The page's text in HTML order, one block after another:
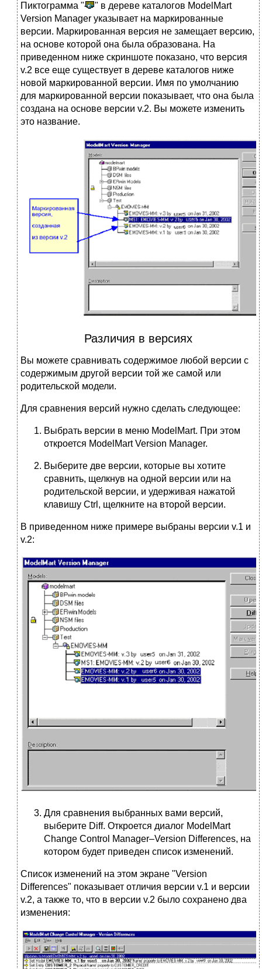
Пиктограмма "
" в дереве каталогов ModelMart
Version Manager указывает на маркированные
версии. Маркированная версия не замещает версию,
на основе которой она была образована. На
приведенном ниже скриншоте показано, что версия
v.2 все еще существует в дереве каталогов ниже
новой маркированной версии. Имя по умолчанию
для маркированной версии показывает, что она была
создана на основе версии v.2. Вы можете изменить
это название.
Различия в версиях
Вы можете сравнивать содержимое любой версии с
содержимым другой версии той же самой или
родительской модели.
Для сравнения версий нужно сделать следующее:
Выбрать версии в меню ModelMart. При этом
откроется ModelMart Version Manager.
Выберите две версии, которые вы хотите
сравнить, щелкнув на одной версии или на
родительской версии, и удерживая нажатой
клавишу Ctrl, щелкните на второй версии.
В приведенном ниже примере выбраны версии v.1 и
v.2:
Для сравнения выбранных вами версий,
выберите Diff. Откроется диалог ModelMart
Change Control Manager–Version Differences, на
котором будет приведен список изменений.
Список изменений на этом экране "Version
Differences" показывает отличия версии v.1 и версии
v.2, а также то, что в версии v.2 было сохранено два
изменения: